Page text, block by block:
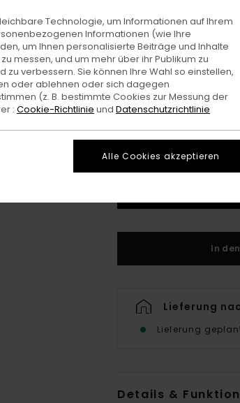
FarbeOff Black
In
Lieferung
Lieferung
Details &
Technologie, um Informationen auf Ihrem
Informationen (wie Ihre
um Ihnen personalisierte Beiträge und Inhalte
messen, und um mehr über ihr Publikum zu
verbessern. Sie können Ihre Wahl so einstellen,
oder ablehnen oder sich dagegen
(z. B. bestimmte Cookies zur Messung der
: Cookie-Richtlinie und Datenschutzrichtlinie
Alle Cookies akzeptieren